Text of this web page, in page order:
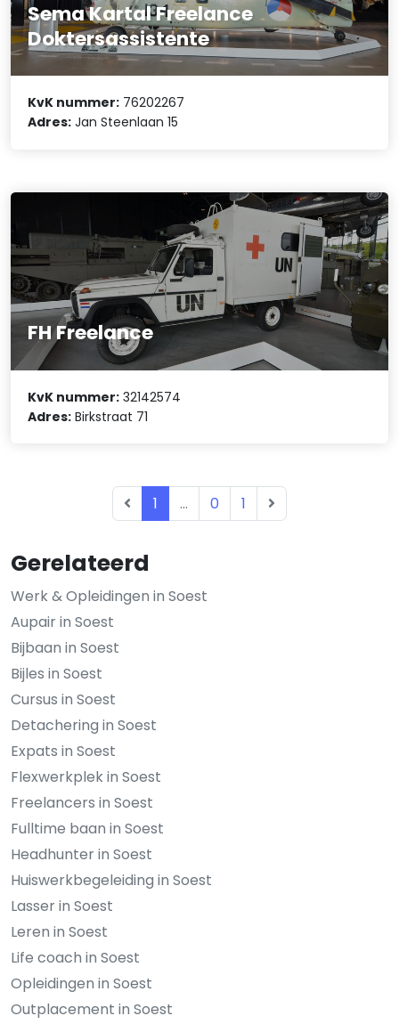
Gerelateerd
Werk & Opleidingen in Soest
Aupair in Soest
Bijbaan in Soest
Bijles in Soest
Cursus in Soest
Detachering in Soest
Expats in Soest
Flexwerkplek in Soest
Freelancers in Soest
Fulltime baan in Soest
Headhunter in Soest
Huiswerkbegeleiding in Soest
Lasser in Soest
Leren in Soest
Life coach in Soest
Opleidingen in Soest
Outplacement in Soest
Sema Kartal Freelance
Doktersassistente
KvK nummer: 76202267
Adres: Jan Steenlaan 15
FH Freelance
KvK nummer: 32142574
Adres: Birkstraat 71
1 ... 0 1